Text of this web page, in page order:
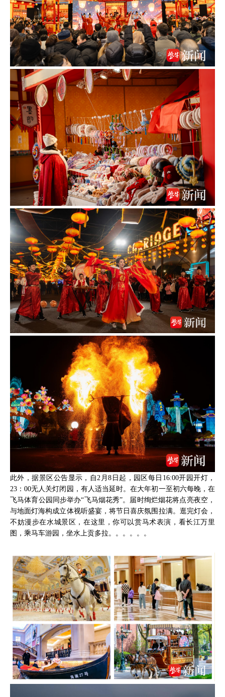
此外，据景区公告显示，自2月8日起，园区每日16:00开园开灯，
23：00无人关灯闭园，有人适当延时。在大年初一至初六每晚，在
飞马体育公园同步举办“飞马烟花秀”。届时绚烂烟花将点亮夜空，
与地面灯海构成立体视听盛宴，将节日喜庆氛围拉满。逛完灯会，
不妨漫步在水城景区，在这里，你可以赏马术表演，看长江万里
图，乘马车游园，坐水上贡多拉。。。。。。